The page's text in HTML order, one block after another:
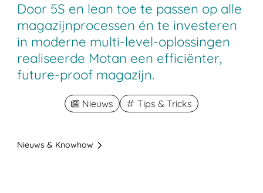
Door 5S en lean toe te passen op alle
magazijnprocessen én te investeren
in moderne multi-level-oplossingen
realiseerde Motan een efficiënter,
future-proof magazijn.
Nieuws Tips & Tricks
Nieuws & Knowhow